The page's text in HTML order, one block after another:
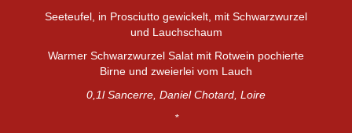
Seeteufel, in Prosciutto gewickelt, mit Schwarzwurzel
und Lauchschaum
Warmer Schwarzwurzel Salat mit Rotwein pochierte
Birne und zweierlei vom Lauch
0,1l Sancerre , Daniel Chotard, Loire
*